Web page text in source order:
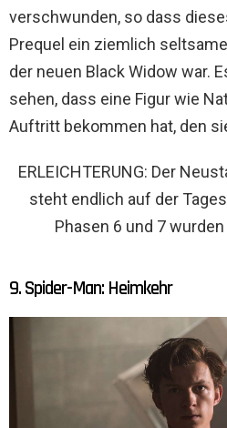
verschwunden, so dass
Prequel ein ziemlich
der neuen Black Widow war.
sehen, dass eine Figur wie
Auftritt bekommen hat, den
ERLEICHTERUNG: Der
steht endlich auf der
Phasen 6 und 7
9. Spider-Man: Heimkehr